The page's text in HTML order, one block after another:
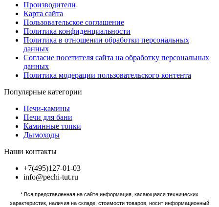
Производители
Карта сайта
Пользовательское соглашение
Политика конфиденциальности
Политика в отношении обработки персональных
данных
Согласие посетителя сайта на обработку персональных
данных
Политика модерации пользовательского контента
Популярные категории
Печи-камины
Печи для бани
Каминные топки
Дымоходы
Наши контакты
+7(495)127-01-03
info@pechi-tut.ru
* Вся представленная на сайте информация, касающаяся технических
характеристик, наличия на складе, стоимости товаров, носит информационный